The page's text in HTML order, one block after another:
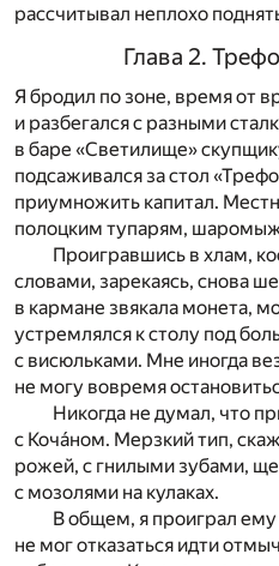
рассчитывал неплохо
Глава 2.
Я бродил по зоне, время от
и разбегался с разными
в баре «Светилище»
подсаживался за стол
приумножить капитал.
полоцким тупарям,
Проигравшись в хлам,
словами, зарекаясь, снова
в кармане звякала монета,
устремлялся к столу под
с висюльками. Мне иногда
не могу вовремя
Никогда не думал, что
с Коча́ном. Мерзкий тип,
рожей, с гнилыми зубами,
с мозолями на кулаках.
В общем, я проиграл ему
не мог отказаться идти